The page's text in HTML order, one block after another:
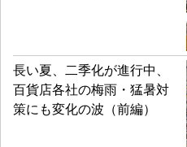
長い夏、二季化が進行中、
百貨店各社の梅雨・猛暑対
策にも変化の波（前編）